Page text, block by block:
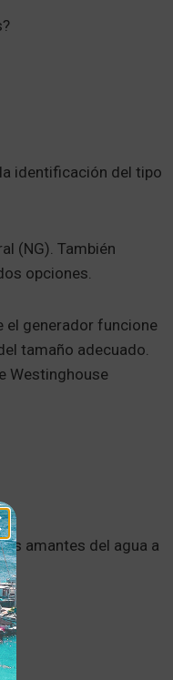
identificación del tipo
(NG). También
opciones.
el generador funcione
tamaño adecuado.
Westinghouse
amantes del agua a